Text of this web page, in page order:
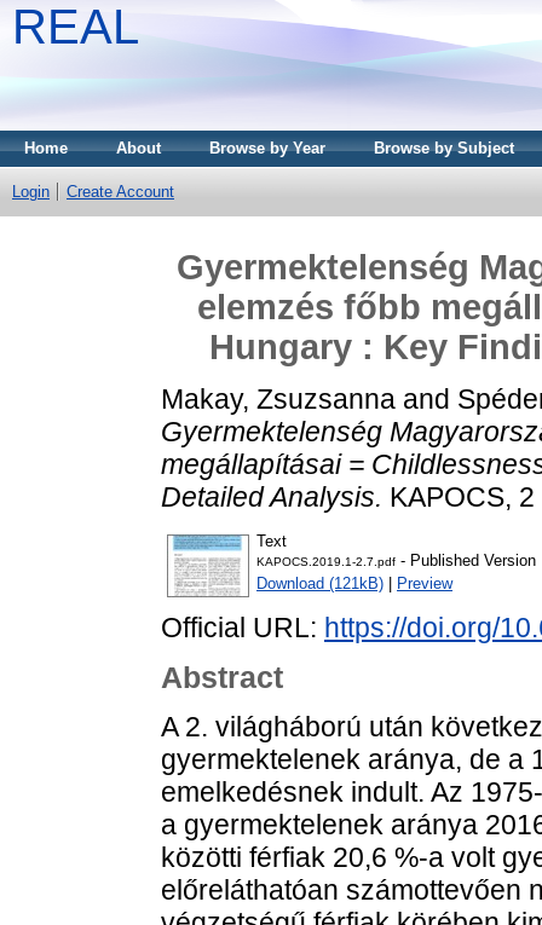
REAL
Home About Browse by Year Browse by Subject
Login Create Account
Gyermektelenség
elemzés főbb
Hungary : Key
Makay, Zsuzsanna and
Gyermektelenség
megállapításai =
Detailed Analysis. KAPOCS,
Text
KAPOCS.2019.1-2.7.pdf - Published Version
Download (121kB)
Preview
Official URL: https://doi.org/
Abstract
A 2. világháború után
gyermektelenek aránya, de a
emelkedésnek indult. Az
a gyermektelenek aránya
közötti férfiak 20,6 %-a volt
előreláthatóan számottevően